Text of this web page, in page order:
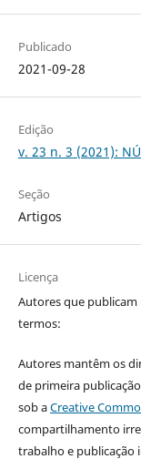
Publicado
2021-09-28
Edição
v. 23 n. 3 (2021):
Seção
Artigos
Licença
Autores que
termos:
Autores mantêm os
de primeira
sob aCreative
compartilhamento
trabalho e publicação